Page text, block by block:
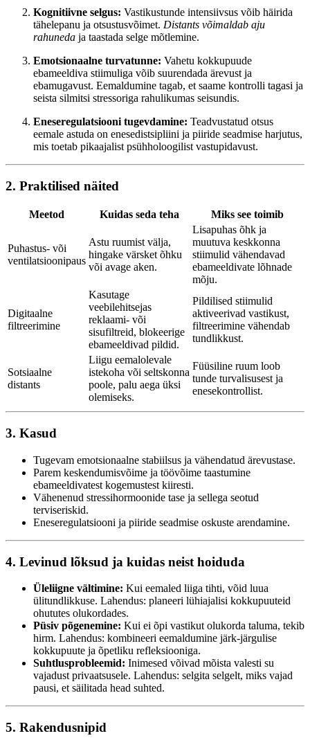
Kognitiivne selgus: Vastikustunde intensiivsus võib häirida
tähelepanu ja otsustusvõimet. Distants võimaldab aju
rahuneda ja taastada selge mõtlemine.
Emotsionaalne turvatunne: Vahetu kokkupuude
ebameeldiva stiimuliga võib suurendada ärevust ja
ebamugavust. Eemaldumine tagab, et saame kontrolli tagasi ja
seista silmitsi stressoriga rahulikumas seisundis.
Eneseregulatsiooni tugevdamine: Teadvustatud otsus
eemale astuda on enesedistsipliini ja piiride seadmise harjutus,
mis toetab pikaajalist psühholoogilist vastupidavust.
2. Praktilised näited
Meetod Kuidas seda teha Miks see toimib
Puhastus- või
ventilatsioonipaus
Astu ruumist välja,
hingake värsket õhku
või avage aken.
Lisapuhas õhk ja
muutuva keskkonna
stiimulid vähendavad
ebameeldivate lõhnade
mõju.
Digitaalne
filtreerimine
Kasutage
veebilehitsejas
reklaami- või
sisufiltreid, blokeerige
ebameeldivad pildid.
Pildilised stiimulid
aktiveerivad vastikust,
filtreerimine vähendab
tundlikkust.
Sotsiaalne
distants
Liigu eemalolevale
istekoha või seltskonna
poole, palu aega üksi
olemiseks.
Füüsiline ruum loob
tunde turvalisusest ja
enesekontrollist.
3. Kasud
Tugevam emotsionaalne stabiilsus ja vähendatud ärevustase.
Parem keskendumisvõime ja töövõime taastumine
ebameeldivatest kogemustest kiiresti.
Vähenenud stressihormoonide tase ja sellega seotud
terviseriskid.
Eneseregulatsiooni ja piiride seadmise oskuste arendamine.
4. Levinud lõksud ja kuidas neist hoiduda
Üleliigne vältimine: Kui eemaled liiga tihti, võid luua
ülitundlikkuse. Lahendus: planeeri lühiajalisi kokkupuuteid
ohututes olukordades.
Püsiv põgenemine: Kui ei õpi vastikut olukorda taluma, tekib
hirm. Lahendus: kombineeri eemaldumine järk-järgulise
kokkupuute ja õpetliku refleksiooniga.
Suhtlusprobleemid: Inimesed võivad mõista valesti su
vajadust privaatsusele. Lahendus: selgita selgelt, miks vajad
pausi, et säilitada head suhted.
5. Rakendusnipid